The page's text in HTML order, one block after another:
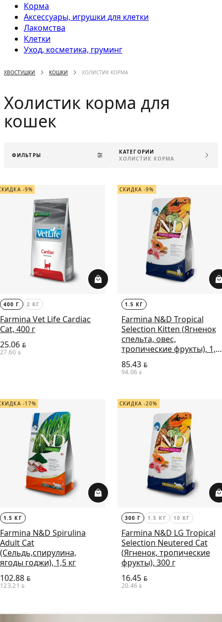
Корма
Аксессуары, игрушки для клетки
Лакомства
Клетки
Уход, косметика, груминг
ХВОСТУШКИ КОШКИ ХОЛИСТИК КОРМА
Холистик корма для
кошек
ФИЛЬТРЫ
КАТЕГОРИИ
ХОЛИСТИК КОРМА
-9%
400 Г 2 КГ
Farmina Vet Life Cardiac
Cat, 400 г
25.06 BYN
27.60 BYN
СКИДКА -9%
1.5 КГ
Farmina N&D Tropical
Selection Kitten (Ягненок
спельта, овес,
тропические фрукты), 1,5
кг
85.43BYN
94.06 BYN
-17%
1.5 КГ
Farmina N&D Spirulina
Adult Cat
(Сельдь,спирулина,
ягоды годжи), 1,5 кг
102.88 BYN
123.21 BYN
СКИДКА -20%
300 Г 1.5 КГ 10 КГ
Farmina N&D LG Tropical
Selection Neutered Cat
(Ягненок, тропические
фрукты), 300 г
16.45BYN
20.46 BYN